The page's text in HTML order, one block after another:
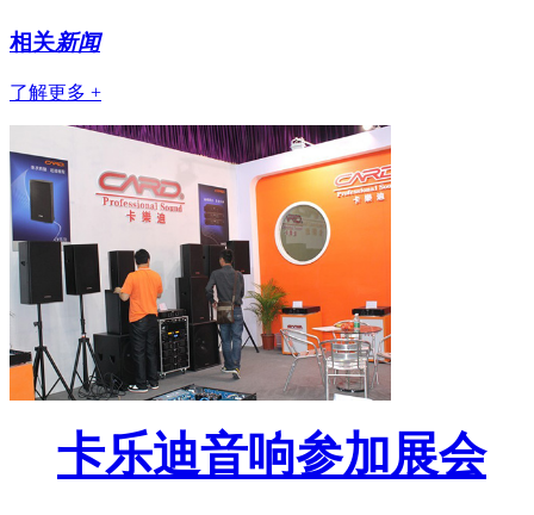
相关新闻
了解更多 +
卡乐迪音响参加展会